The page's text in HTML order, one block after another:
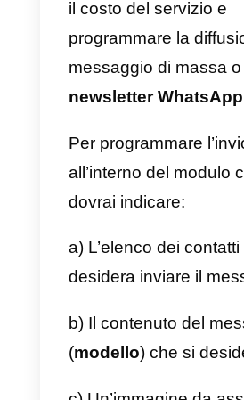
messaggi di
un elenco
Ciò significa
organizzare una
cui vuoi inviare
modo che loro
sul motivo per